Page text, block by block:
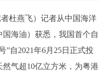
杜燕飞）记者从中国海洋
海油）获悉，我国首个自
”自2021年6月25日正式投
气超10亿立方米，为粤港